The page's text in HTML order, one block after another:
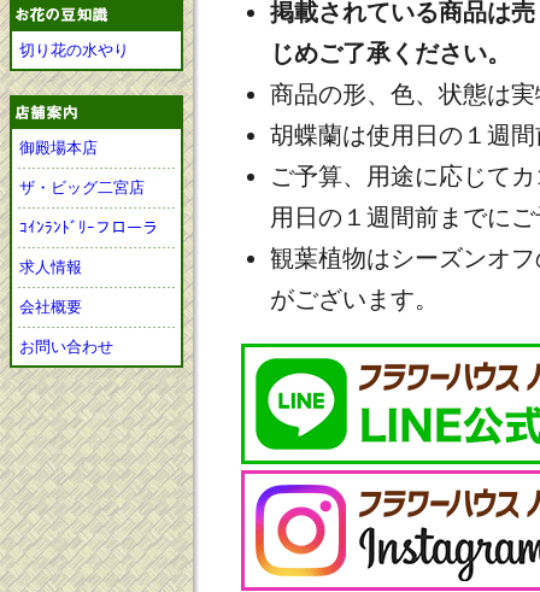
切り花の水やり
御殿場本店
ザ・ビッグ二宮店
ｺｲﾝﾗﾝﾄﾞﾘｰフローラ
求人情報
会社概要
お問い合わせ
掲載されている商品は
じめご了承ください。
商品の形、色、状態は
胡蝶蘭は使用日の１週
ご予算、用途に応じて
用日の１週間前までに
観葉植物はシーズンオ
がございます。